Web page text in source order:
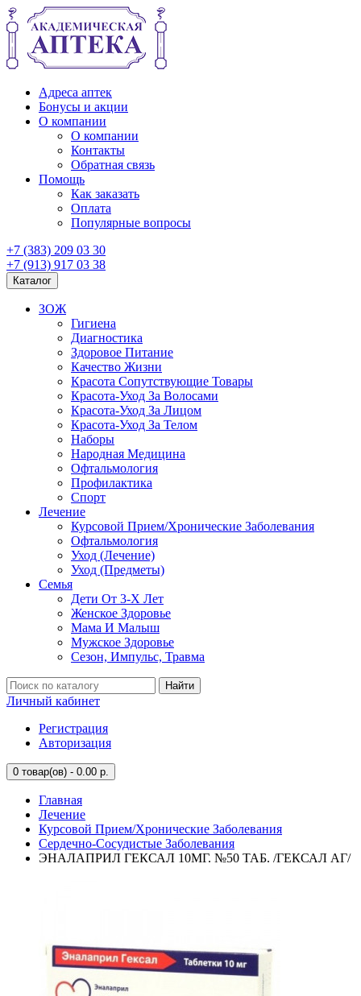
Адреса аптек
Бонусы и акции
О компании
О компании
Контакты
Обратная связь
Помощь
Как заказать
Оплата
Популярные вопросы
+7 (383) 209 03 30
+7 (913) 917 03 38
Каталог
ЗОЖ
Гигиена
Диагностика
Здоровое Питание
Качество Жизни
Красота Сопутствующие Товары
Красота-Уход За Волосами
Красота-Уход За Лицом
Красота-Уход За Телом
Наборы
Народная Медицина
Офтальмология
Профилактика
Спорт
Лечение
Курсовой Прием/Хронические Заболевания
Офтальмология
Уход (Лечение)
Уход (Предметы)
Семья
Дети От 3-Х Лет
Женское Здоровье
Мама И Малыш
Мужское Здоровье
Сезон, Импульс, Травма
Найти
Личный кабинет
Регистрация
Авторизация
0 товар(ов) - 0.00 р.
Главная
Лечение
Курсовой Прием/Хронические Заболевания
Сердечно-Сосудистые Заболевания
ЭНАЛАПРИЛ ГЕКСАЛ 10МГ. №50 ТАБ. /ГЕКСАЛ АГ/